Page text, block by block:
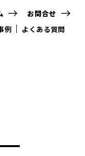
お問合せ
例 よくある質問